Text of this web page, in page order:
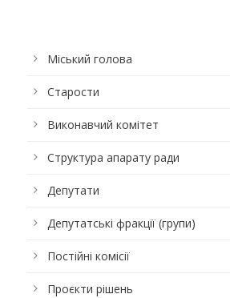
Міський голова
Старости
Виконавчий комітет
Структура апарату ради
Депутати
Депутатські фракції (групи)
Постійні комісії
Проєкти рішень